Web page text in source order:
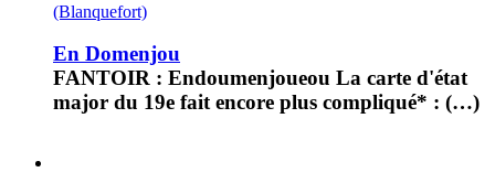
(Blanquefort)
En Domenjou
FANTOIR : Endoumenjoueou La carte d'état
major du 19e fait encore plus compliqué* : (…)